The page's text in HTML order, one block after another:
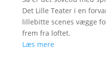
Det Lille Teater i en
lillebitte scenes vægge
frem fra loftet.
Læs mere